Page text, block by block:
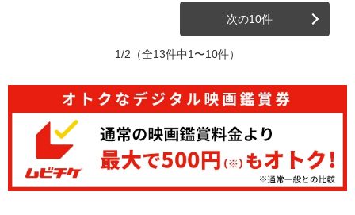
次の10件
1/2 （全13件中1〜10件）